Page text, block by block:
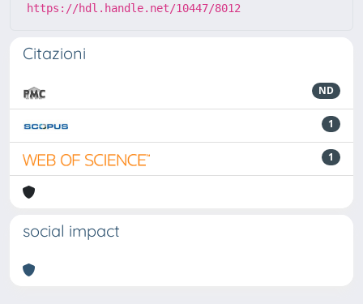
https://hdl.handle.net/10447/8012
Citazioni
ND
1
1
social impact